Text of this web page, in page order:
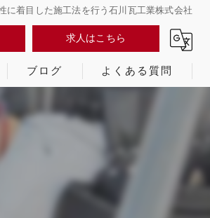
着目した施工法を行う石川瓦工業株式会社
求人はこちら
ブログ よくある質問